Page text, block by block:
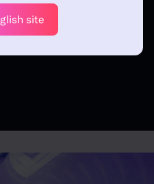
site